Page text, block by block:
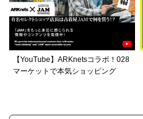
【YouTube】ARKnetsコラボ！028
マーケットで本気ショッピング